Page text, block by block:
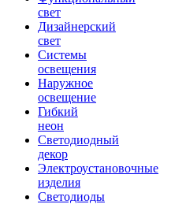
свет
Дизайнерский
свет
Системы
освещения
Наружное
освещение
Гибкий
неон
Светодиодный
декор
Электроустановочные
изделия
Светодиоды